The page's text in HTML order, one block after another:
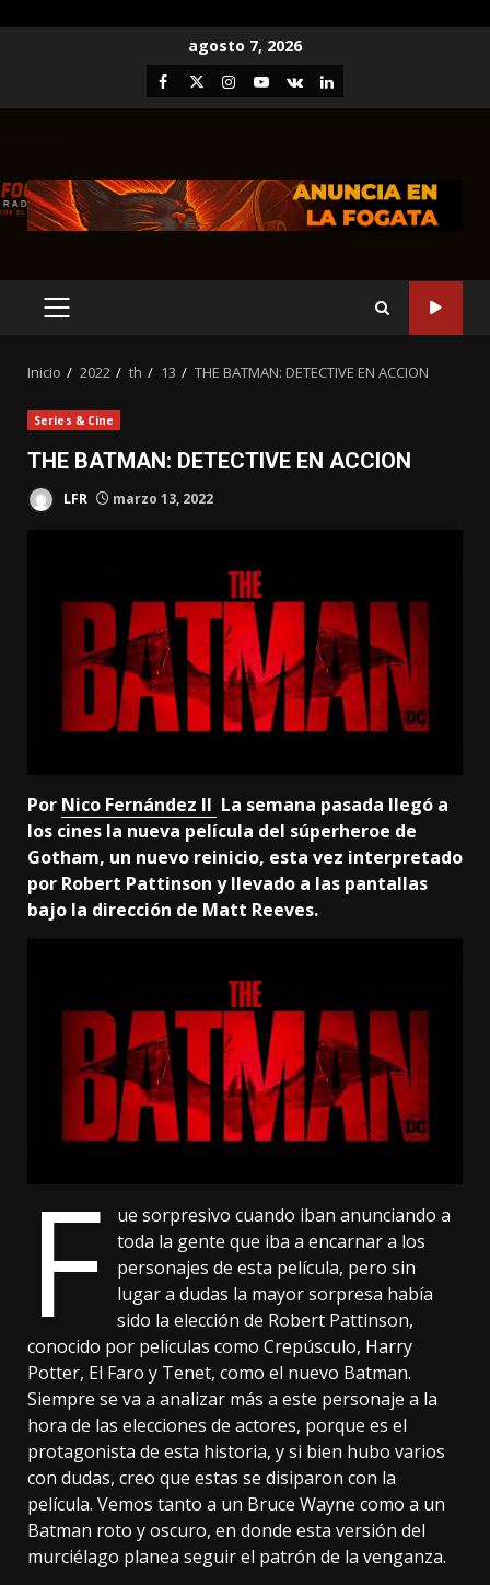
agosto 7, 2026
Facebook
TwitterInstagram
Youtube
VK LinkedIn
MENÚ
Inicio 2022 th 13 THE BATMAN: DETECTIVE EN ACCION
Series & Cine
THE BATMAN: DETECTIVE EN ACCION
LFR marzo 13, 2022
Por Nico Fernández II La semana pasada llegó a
los cines la nueva película del súperheroe de
Gotham, un nuevo reinicio, esta vez interpretado
por Robert Pattinson y llevado a las pantallas
bajo la dirección de Matt Reeves.
F
ue sorpresivo cuando iban anunciando a
toda la gente que iba a encarnar a los
personajes de esta película, pero sin
lugar a dudas la mayor sorpresa había
sido la elección de Robert Pattinson,
conocido por películas como Crepúsculo, Harry
Potter, El Faro y Tenet, como el nuevo Batman.
Siempre se va a analizar más a este personaje a la
hora de las elecciones de actores, porque es el
protagonista de esta historia, y si bien hubo varios
con dudas, creo que estas se disiparon con la
película. Vemos tanto a un Bruce Wayne como a un
Batman roto y oscuro, en donde esta versión del
murciélago planea seguir el patrón de la venganza.